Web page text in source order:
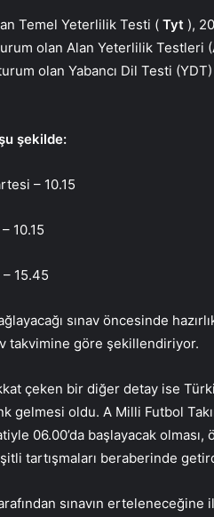
Temel Yeterlilik Testi ( Tyt ),
olan Alan Yeterlilik Testleri
olan Yabancı Dil Testi
şekilde:
– 10.15
10.15
15.45
sınav öncesinde
takvimine göre şekillendiriyor.
çeken bir diğer detay ise
gelmesi oldu. A Milli Futbol
06.00’da başlayacak olması,
tartışmaları beraberinde
sınavın